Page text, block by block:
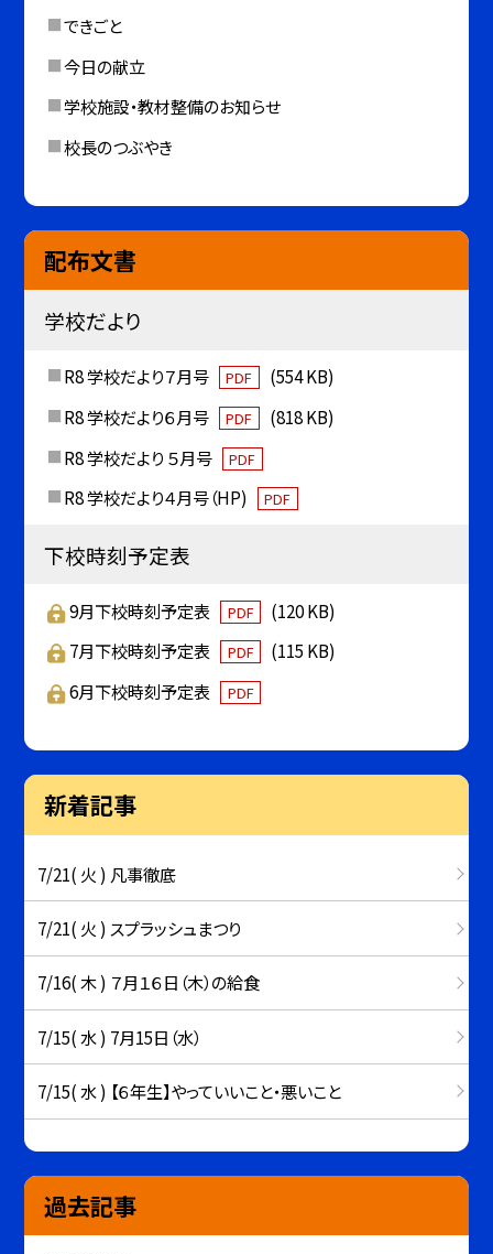
できごと
今日の献立
学校施設・教材整備のお知らせ
校長のつぶやき
配布文書
学校だより
R8 学校だより７月号 PDF
(554 KB)
R8 学校だより６月号
PDF
(818 KB)
R8 学校だより ５月号
PDF
R8 学校だより４月号（HP) PDF
下校時刻予定表
9月下校時刻予定表 PDF
(120 KB)
7月下校時刻予定表
PDF
(115 KB)
6月下校時刻予定表
PDF
新着記事
7/21( 火 ) 凡事徹底
7/21( 火 ) スプラッシュまつり
7/16( 木 ) ７月１６日（木）の給食
7/15( 水 ) 7月15日（水）
7/15( 水 ) 【６年生】やっていいこと・悪いこと
過去記事